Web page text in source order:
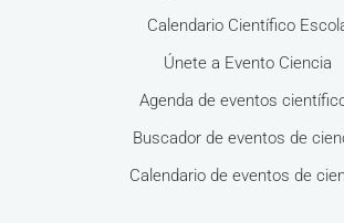
Calendario Científico
Únete a Evento Ciencia
Agenda de eventos
Buscador de eventos de
Calendario de eventos de